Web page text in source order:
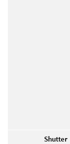
Shutter